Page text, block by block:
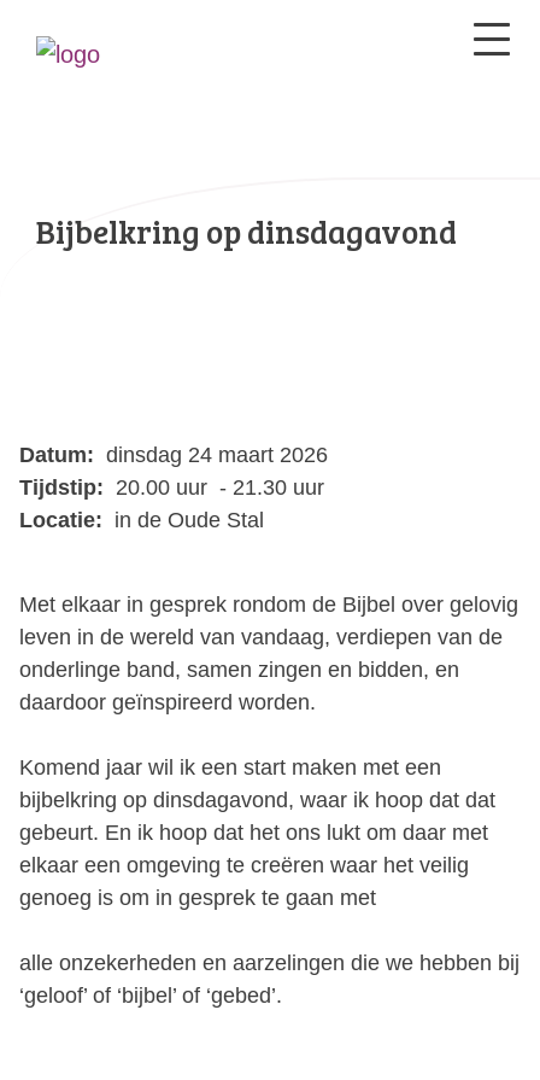
Bijbelkring op dinsdagavond
Datum: dinsdag 24 maart 2026
Tijdstip: 20.00 uur - 21.30 uur
Locatie: in de Oude Stal
Met elkaar in gesprek rondom de Bijbel over gelovig
leven in de wereld van vandaag, verdiepen van de
onderlinge band, samen zingen en bidden, en
daardoor geïnspireerd worden.
Komend jaar wil ik een start maken met een
bijbelkring op dinsdagavond, waar ik hoop dat dat
gebeurt. En ik hoop dat het ons lukt om daar met
elkaar een omgeving te creëren waar het veilig
genoeg is om in gesprek te gaan met
alle onzekerheden en aarzelingen die we hebben bij
‘geloof’ of ‘bijbel’ of ‘gebed’.